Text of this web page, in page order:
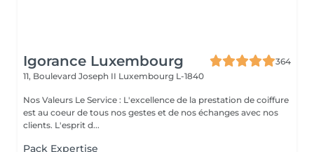
Igorance Luxembourg
364
11, Boulevard Joseph II Luxembourg L-1840
Nos Valeurs Le Service : L'excellence de la prestation de coiffure
est au coeur de tous nos gestes et de nos échanges avec nos
clients. L'esprit d...
Pack Expertise